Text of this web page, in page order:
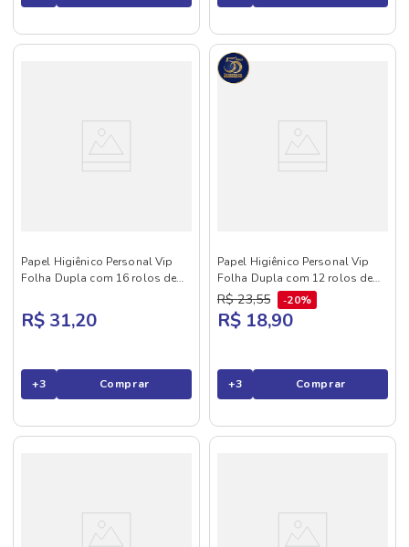
Papel Higiênico Personal Vip
Folha Dupla com 16 rolos de
R$ 31,20
+3 Comprar
Papel Higiênico Personal Vip
Folha Dupla com 12 rolos de
30 metros
R$ 23,55 20%
R$ 18,90
+3 Comprar